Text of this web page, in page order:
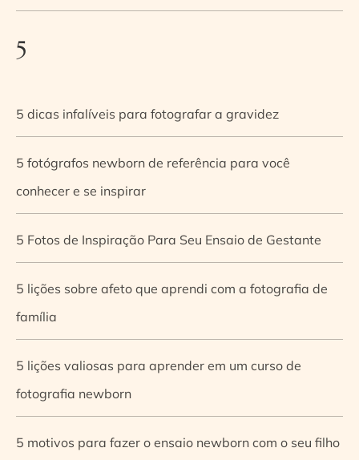
5
5 dicas infalíveis para fotografar a gravidez
5 fotógrafos newborn de referência para você
conhecer e se inspirar
5 Fotos de Inspiração Para Seu Ensaio de Gestante
5 lições sobre afeto que aprendi com a fotografia de
família
5 lições valiosas para aprender em um curso de
fotografia newborn
5 motivos para fazer o ensaio newborn com o seu filho